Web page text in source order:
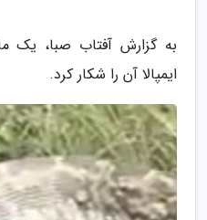
به گزارش آفتاب صبا، یک
ایمپالا آن را شکار کرد.